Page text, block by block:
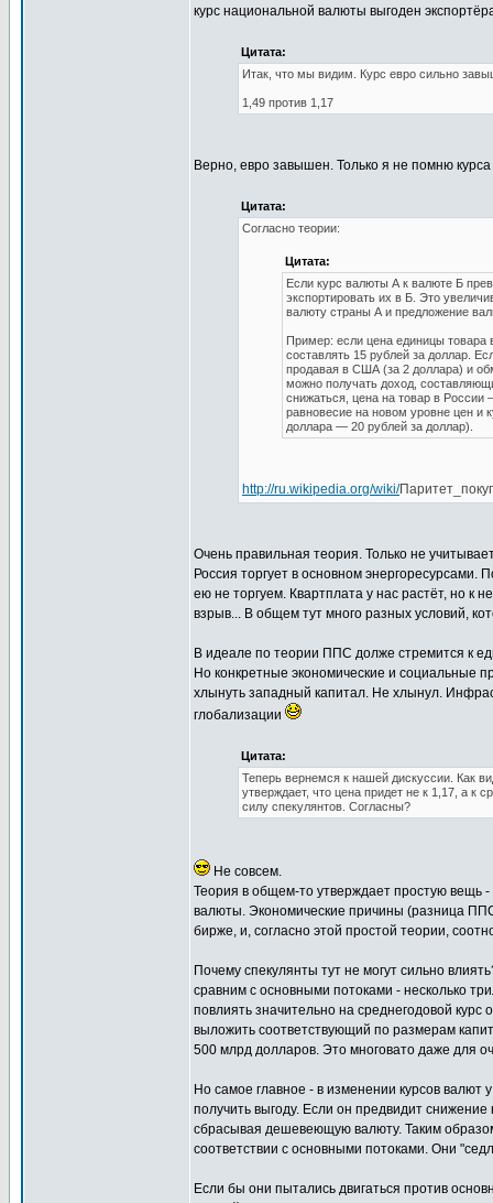
курс национальной валюты выгоден
Цитата:
Итак, что мы видим. Курс евро сильно
1,49 против 1,17
Верно, евро завышен. Только я не помню
Цитата:
Согласно теории:
Цитата:
Если курс валюты А к валюте Б
экспортировать их в Б. Это
валюту страны А и предложение
Пример: если цена единицы
составлять 15 рублей за доллар.
продавая в США (за 2 доллара) и
можно получать доход,
снижаться, цена на товар в России
равновесие на новом уровне цен и
доллара — 20 рублей за доллар).
http://ru.wikipedia.org/wiki/
Очень правильная теория. Только не
Россия торгует в основном
ею не торгуем. Квартплата у нас растёт, но к
взрыв... В общем тут много разных условий,
В идеале по теории ППС долже стремится к
Но конкретные экономические и социальные
хлынуть западный капитал. Не хлынул.
глобализации
Цитата:
Теперь вернемся к нашей дискуссии. Как
утверждает, что цена придет не к 1,17, а к
силу спекулянтов. Согласны?
Не совсем.
Теория в общем-то утверждает простую вещь -
валюты. Экономические причины (разница
бирже, и, согласно этой простой теории,
Почему спекулянты тут не могут сильно
сравним с основными потоками - несколько
повлиять значительно на среднегодовой
выложить соответствующий по размерам
500 млрд долларов. Это многовато даже для
Но самое главное - в изменении курсов валют
получить выгоду. Если он предвидит
сбрасывая дешевеющую валюту. Таким
соответствии с основными потоками. Они
Если бы они пытались двигаться против